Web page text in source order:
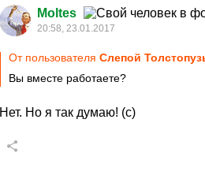
Moltes
20:58, 23.01.2017
От пользователя Слепой
Вы вместе работаете?
Нет. Но я так думаю! (с)